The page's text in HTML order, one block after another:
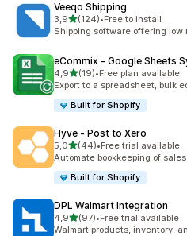
Veeqo Shipping
3,9de 5 estrelas
(124)
124 total de avaliações
•Free to install
Shipping software offering
eCommix ‑ Google Sheets
4,9de 5 estrelas
(19)
19 total de avaliações
•Free plan available
Export to a spreadsheet, bulk
Built for Shopify
Hyve ‑ Post to Xero
5,0de 5 estrelas
(44)
44 total de avaliações
•Free trial available
Automate bookkeeping of
Built for Shopify
DPL Walmart Integration
4,9de 5 estrelas
(97)
97 total de avaliações
•Free trial available
Walmart products, inventory,